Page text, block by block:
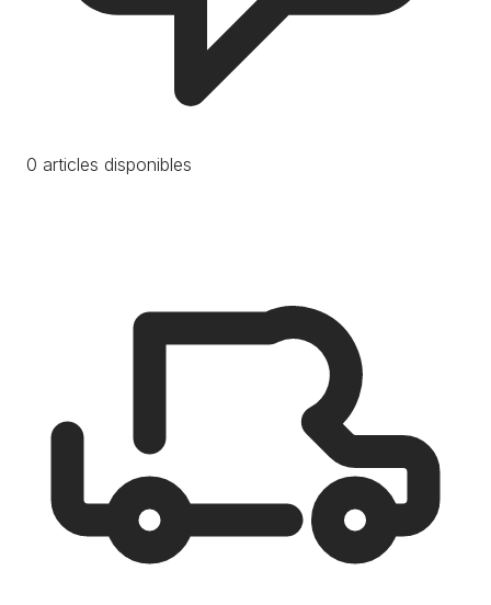
0 articles disponibles